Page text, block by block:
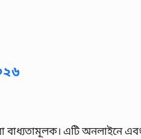
বাধ্যতামূলক। এটি অনলাইনে